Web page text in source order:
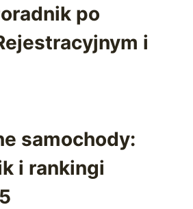
po
i
samochody:
i rankingi